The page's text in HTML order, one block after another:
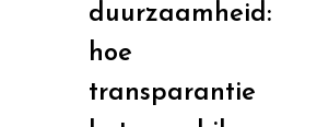
duurzaamheid:
hoe
transparantie